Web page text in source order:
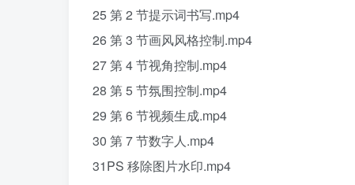
25 第 2 节提示词书写.mp4
26 第 3 节画风风格控制.mp4
27 第 4 节视角控制.mp4
28 第 5 节氛围控制.mp4
29 第 6 节视频生成.mp4
30 第 7 节数字人.mp4
31PS 移除图片水印.mp4